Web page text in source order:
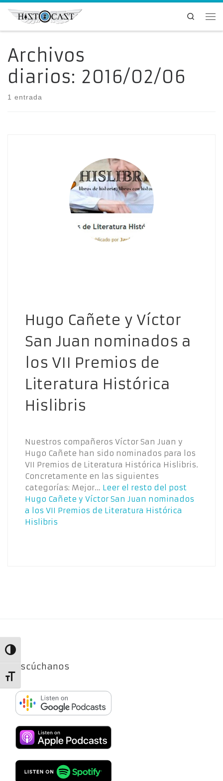
Alternar alto contraste
Alternar tamaño de letra
Saltar al contenido
Search
Archivos
diarios: 2016/02/06
1 entrada
Hugo Cañete y Víctor
San Juan nominados a
los VII Premios de
Literatura Histórica
Hislibris
Nuestros compañeros Víctor San Juan y
Hugo Cañete han sido nominados para los
VII Premios de Literatura Histórica Hislibris.
Concretamente en las siguientes
categorías: Mejor… Leer el resto del post
Hugo Cañete y Víctor San Juan nominados
a los VII Premios de Literatura Histórica
Hislibris
Escúchanos